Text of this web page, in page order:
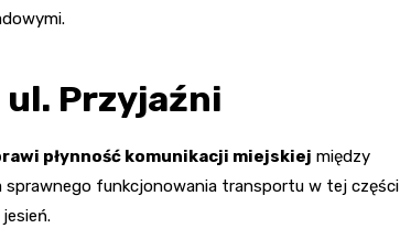
Przyjaźni
płynność komunikacji miejskiej między
sprawnego funkcjonowania transportu w tej części